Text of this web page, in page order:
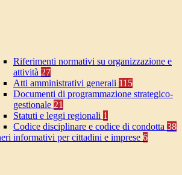
Riferimenti normativi su organizzazione e
attività 27
Atti amministrativi generali 115
Documenti di programmazione strategico-
gestionale 21
Statuti e leggi regionali 1
Codice disciplinare e codice di condotta 38
informativi per cittadini e imprese 6